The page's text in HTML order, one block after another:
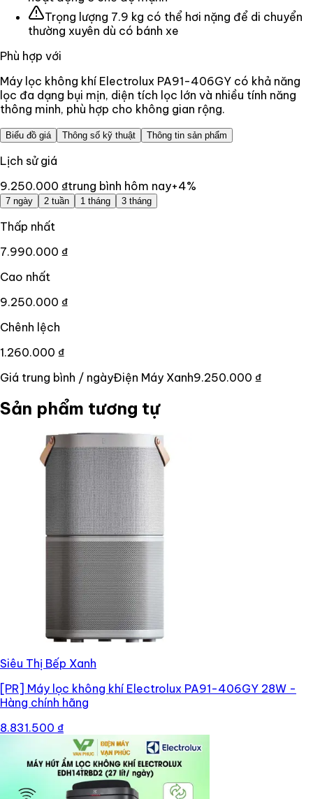
Trọng lượng 7.9 kg có thể hơi nặng để di chuyển
thường xuyên dù có bánh xe
Phù hợp với
Máy lọc không khí Electrolux PA91-406GY có khả năng
lọc đa dạng bụi mịn, diện tích lọc lớn và nhiều tính năng
thông minh, phù hợp cho không gian rộng.
Biểu đồ giá Thông số kỹ thuật Thông tin sản phẩm
Lịch sử giá
9.250.000 ₫trung bình hôm nay+4%
7 ngày 2 tuần 1 tháng 3 tháng
Thấp nhất
7.990.000 ₫
Cao nhất
9.250.000 ₫
Chênh lệch
1.260.000 ₫
Giá trung bình / ngàyĐiện Máy Xanh9.250.000 ₫
Sản phẩm tương tự
Siêu Thị Bếp Xanh
[PR] Máy lọc không khí Electrolux PA91-406GY 28W -
Hàng chính hãng
8.831.500 ₫